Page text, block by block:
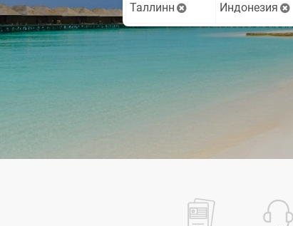
Таллинн Индонезия